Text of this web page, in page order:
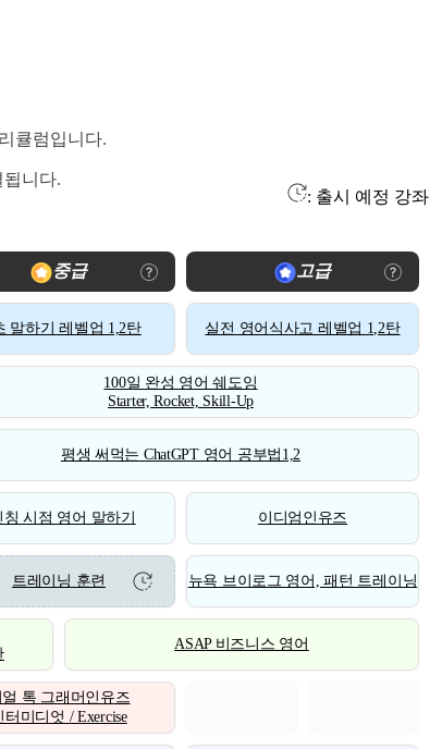
큘럼입니다.
니다.
: 출시 예정 강좌
중급 고급
말하기 레벨업 1,2탄 실전 영어식사고 레벨업 1,2탄
100일 완성 영어 쉐도잉
Starter, Rocket, Skill-Up
평생 써먹는 ChatGPT 영어 공부법1,2
칭 시점 영어 말하기 이디엄인유즈
트레이닝 훈련 뉴욕 브이로그 영어, 패턴 트레이닝
ASAP 비즈니스 영어
얼 톡 그래머인유즈
터미디엇 / Exercise